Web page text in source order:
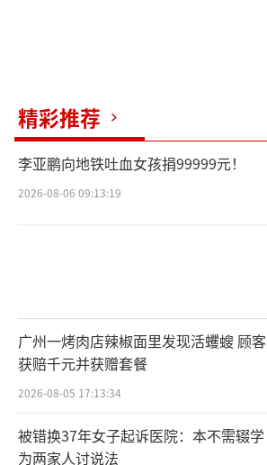
精彩推荐
李亚鹏向地铁吐血女孩捐99999元！
2026-08-06 09:13:19
广州一烤肉店辣椒面里发现活蠼螋 顾客
获赔千元并获赠套餐
2026-08-05 17:13:34
被错换37年女子起诉医院：本不需辍学
为两家人讨说法